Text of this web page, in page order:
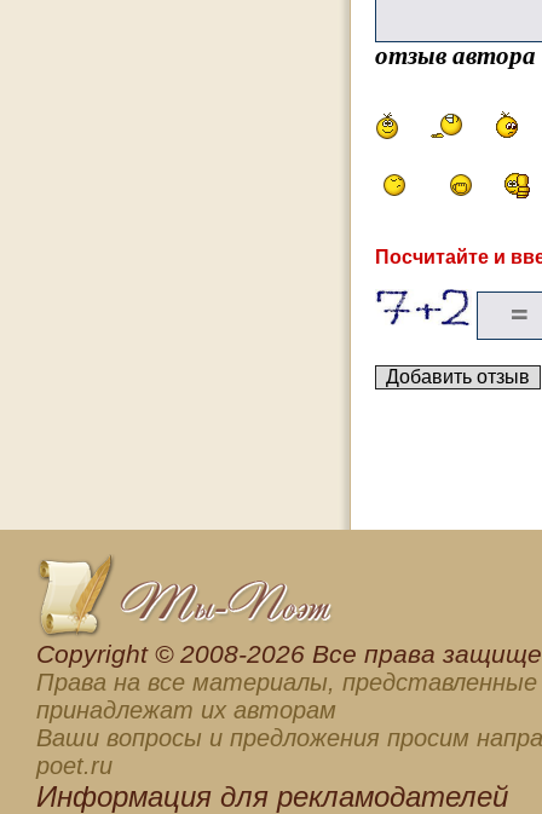
отзыв
Посчитайте и
Сopyright © 2008-2026 Все права
Права на все материалы, представленные
принадлежат их авторам
Ваши вопросы и предложения просим
poet.ru
Информация для рекламодателей